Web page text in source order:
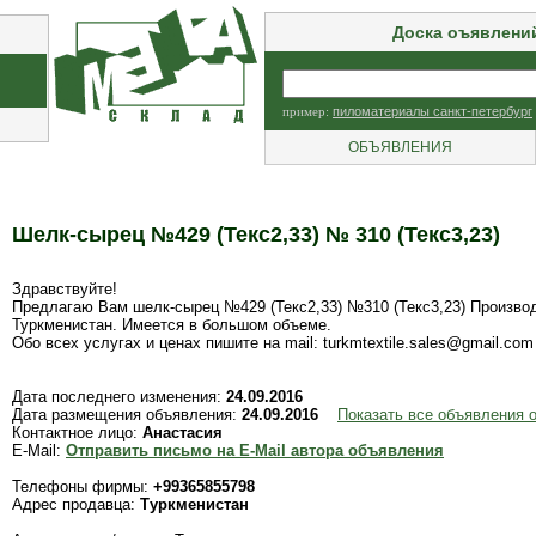
Доска
пример: пиломатериалы санкт-петербург
ОБЪЯВЛЕНИЯ
Шелк-сырец №429 (Текс2,33) № 310 (Текс3,23)
Здравствуйте!
Предлагаю Вам шелк-сырец №429 (Текс2,33) №310 (Текс3,23)
Туркменистан. Имеется в большом объеме.
Обо всех услугах и ценах пишите на mail: turkmtextile.sales@gmail.com
Дата последнего изменения: 24.09.2016
Дата размещения объявления: 24.09.2016
Показать все объявления
Контактное лицо: Анастасия
E-Mail: Отправить письмо на E-Mail автора объявления
Телефоны фирмы: +99365855798
Адрес продавца: Туркменистан